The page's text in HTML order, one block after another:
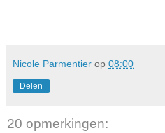
Nicole Parmentier op 08:00
Delen
20 opmerkingen: